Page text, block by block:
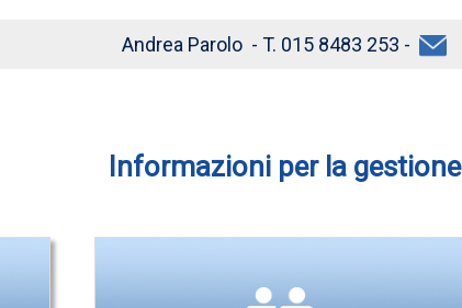
Andrea Parolo - T. 015 8483 253 -
Informazioni per la gestione